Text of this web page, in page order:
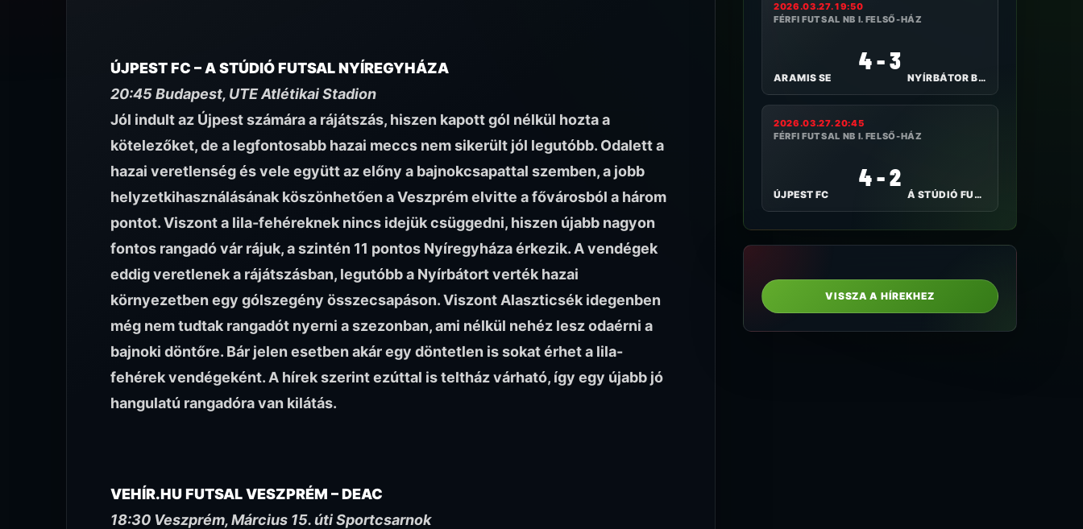
ÚJPEST FC – A STÚDIÓ FUTSAL NYÍREGYHÁZA
20:45 Budapest, UTE Atlétikai Stadion
Jól indult az Újpest számára a rájátszás, hiszen kapott gól nélkül hozta a
kötelezőket, de a legfontosabb hazai meccs nem sikerült jól legutóbb. Odalett a
hazai veretlenség és vele együtt az előny a bajnokcsapattal szemben, a jobb
helyzetkihasználásának köszönhetően a Veszprém elvitte a fővárosból a három
pontot. Viszont a lila-fehéreknek nincs idejük csüggedni, hiszen újabb nagyon
fontos rangadó vár rájuk, a szintén 11 pontos Nyíregyháza érkezik. A vendégek
eddig veretlenek a rájátszásban, legutóbb a Nyírbátort verték hazai
környezetben egy gólszegény összecsapáson. Viszont Alaszticsék idegenben
még nem tudtak rangadót nyerni a szezonban, ami nélkül nehéz lesz odaérni a
bajnoki döntőre. Bár jelen esetben akár egy döntetlen is sokat érhet a lila-
fehérek vendégeként. A hírek szerint ezúttal is teltház várható, így egy újabb jó
hangulatú rangadóra van kilátás.
VEHÍR.HU FUTSAL VESZPRÉM – DEAC
18:30 Veszprém, Március 15. úti Sportcsarnok
2026.03.27. 19:50
FÉRFI FUTSAL NB I. FELSŐ-HÁZ
ARAMIS SE
4 - 3
NYÍRBÁTOR B-KERÉP
2026.03.27. 20:45
FÉRFI FUTSAL NB I. FELSŐ-HÁZ
ÚJPEST FC
4 - 2
Á STÚDIÓ FUTSAL NYÍREGYHÁZA
VISSZA A HÍREKHEZ